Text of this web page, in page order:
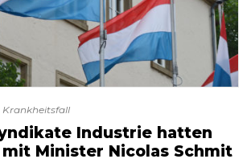
Industrie hatten
Minister Nicolas Schmit